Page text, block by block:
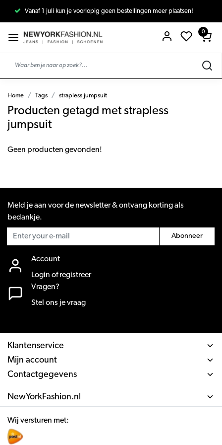
Vanaf 1 juli kun je voorlopig geen bestellingen meer plaatsen!
0
Home Tags strapless jumpsuit
Producten getagd met strapless
jumpsuit
Geen producten gevonden!
Meld je aan voor de newsletter & ontvang korting als
bedankje.
Abonneer
Account
Login of registreer
Vragen?
Stel ons je vraag
Klantenservice
Mijn account
Contactgegevens
NewYorkFashion.nl
Wij versturen met: